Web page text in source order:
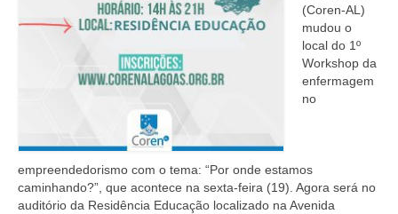
Eleições Triênio 2027-2029
Eleições Anteriores
Agenda do presidente
Editais e licitação
Eleições
(Coren-AL)
mudou o
local do 1º
Workshop da
enfermagem
no
empreendedorismo com o tema: “Por onde estamos
caminhando?”, que acontece na sexta-feira (19). Agora será no
auditório da Residência Educação localizado na Avenida